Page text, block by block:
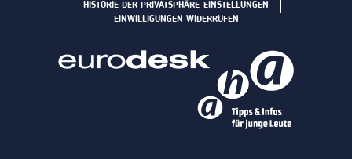
HISTORIE DER PRIVATSPHÄRE-EINSTELLUNGEN
EINWILLIGUNGEN WIDERRUFEN